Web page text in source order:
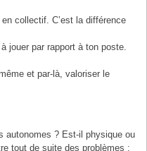
collectif. C’est la différence
jouer par rapport à ton poste.
et par-là, valoriser le
autonomes ? Est-il physique ou
tout de suite des problèmes :